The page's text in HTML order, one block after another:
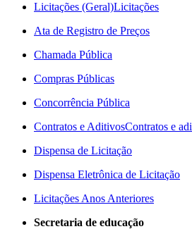
Licitações (Geral)Licitações
Ata de Registro de Preços
Chamada Pública
Compras Públicas
Concorrência Pública
Contratos e AditivosContratos e
Dispensa de Licitação
Dispensa Eletrônica de Licitação
Licitações Anos Anteriores
Secretaria de educação